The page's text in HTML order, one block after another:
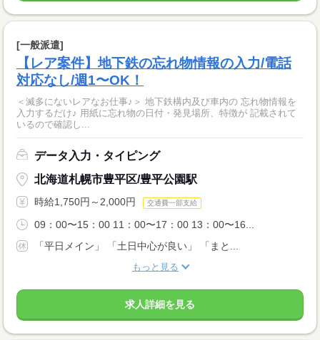
[一般派遣]
【レア案件】地下鉄の忘れ物情報の入力/電話
対応なし/週1〜OK！
＜滅多にないレアなお仕事♪＞ 地下鉄構内及び車内の 忘れ物情報を
入力するだけ♪ 用紙に忘れ物の日付・発見場所、特徴が 記載されて
いるので確認し...
データ入力・タイピング
北海道札幌市豊平区/豊平公園駅
時給1,750円～2,000円 交通費一部支給
09：00〜15：00 11：00〜17：00 13：00〜16...
「平日メイン」 「土日中心が良い」 「まと...
もっと見る
求人詳細を見る